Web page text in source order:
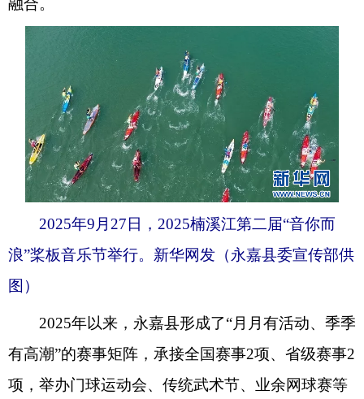
2025年9月27日，2025楠溪江第二届“音你而
浪”桨板音乐节举行。新华网发（永嘉县委宣传部供
图）
2025年以来，永嘉县形成了“月月有活动、季季
有高潮”的赛事矩阵，承接全国赛事2项、省级赛事2
项，举办门球运动会、传统武术节、业余网球赛等